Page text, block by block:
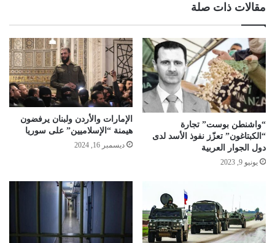
مقالات ذات صلة
“واشنطن بوست” تجارة
“الكبتاغون” تعزّز نفوذ الأسد لدى
دول الجوار العربية
يونيو 9, 2023
الإمارات والأردن ولبنان يرفضون
هيمنة “الإسلاميين” على سوريا
ديسمبر 16, 2024